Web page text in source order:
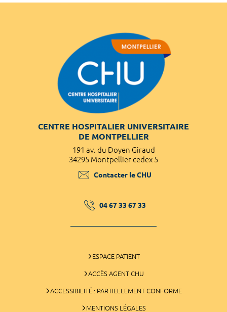
CENTRE HOSPITALIER UNIVERSITAIRE
DE MONTPELLIER
191 av. du Doyen Giraud
34295 Montpellier cedex 5
Contacter le CHU
04 67 33 67 33
ESPACE PATIENT
ACCÈS AGENT CHU
ACCESSIBILITÉ : PARTIELLEMENT CONFORME
MENTIONS LÉGALES